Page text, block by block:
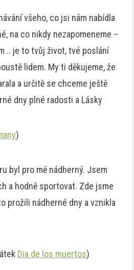
všeho, co jsi nám nabídla
na co nikdy nezapomeneme –
.. je to tvůj život, tvé poslání
lidem. My ti děkujeme, že
a určitě se chceme ještě
dny plné radosti a Lásky
)
byl pro mě nádherný. Jsem
a hodně sportovat. Zde jsme
prožili nádherné dny a vznikla
Dia de los muertos)